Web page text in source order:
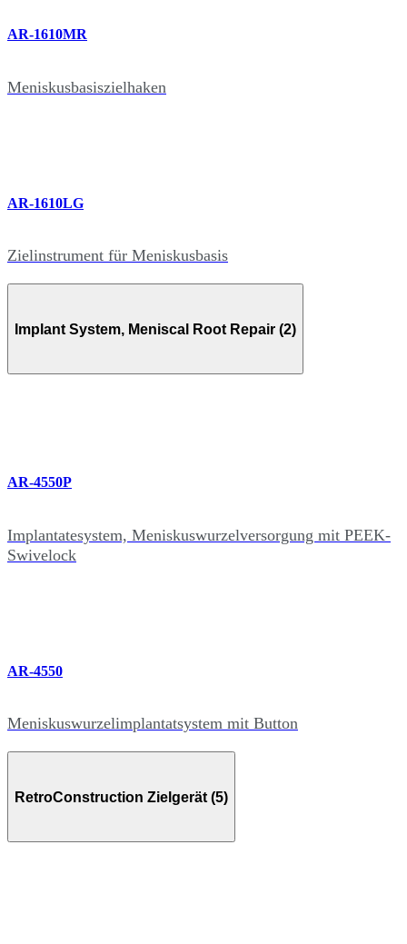
AR-1610MR
Meniskusbasiszielhaken
AR-1610LG
Zielinstrument für Meniskusbasis
Implant System, Meniscal Root Repair (2)
AR-4550P
Implantatesystem, Meniskuswurzelversorgung mit PEEK-
Swivelock
AR-4550
Meniskuswurzelimplantatsystem mit Button
RetroConstruction Zielgerät (5)